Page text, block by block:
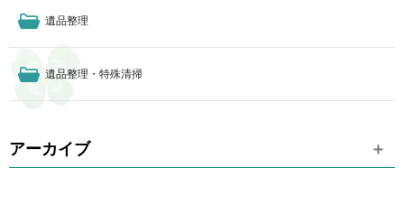
遺品整理
遺品整理・特殊清掃
アーカイブ